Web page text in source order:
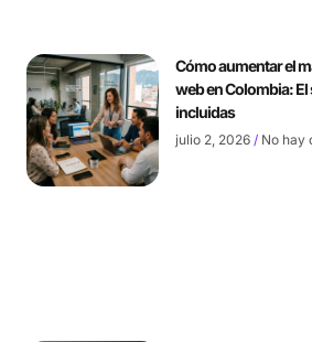
Cómo aumentar el
web en Colombia:
incluidas
julio 2, 2026 No hay